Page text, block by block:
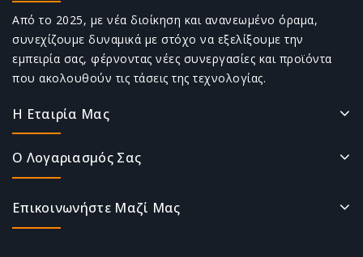
Από το 2025, με νέα διοίκηση και ανανεωμένο όραμα,
συνεχίζουμε δυναμικά με στόχο να εξελίξουμε την
εμπειρία σας, φέρνοντας νέες συνεργασίες και προϊόντα
που ακολουθούν τις τάσεις της τεχνολογίας.
Η Εταιρία Μας
Ο Λογαριασμός Σας
Επικοινωνήστε Μαζί Μας